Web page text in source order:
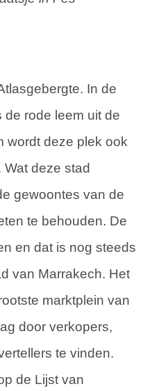
In de
de rode leem uit de
wordt deze plek ook
deze stad
gewoontes van de
te behouden. De
en dat is nog steeds
van Marrakech. Het
marktplein van
door verkopers,
te vinden.
de Lijst van